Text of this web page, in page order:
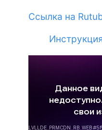
Ссылка на